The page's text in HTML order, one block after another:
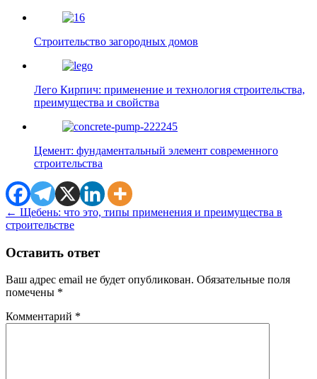
Строительство загородных домов
Лего Кирпич: применение и технология строительства,
преимущества и свойства
Цемент: фундаментальный элемент современного
строительства
← Щебень: что это, типы применения и преимущества в
строительстве
Оставить ответ
Ваш адрес email не будет опубликован. Обязательные поля
помечены *
Комментарий *